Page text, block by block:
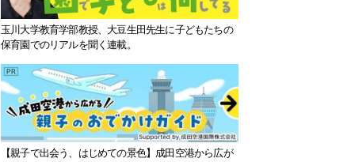
玉川大学教育学部教授、大豆生田先生に子どもたちの
保育園でのリアルを聞く連載。
【親子で出会う、はじめての景色】成田空港から広が